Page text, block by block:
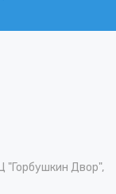
"Горбушкин Двор",